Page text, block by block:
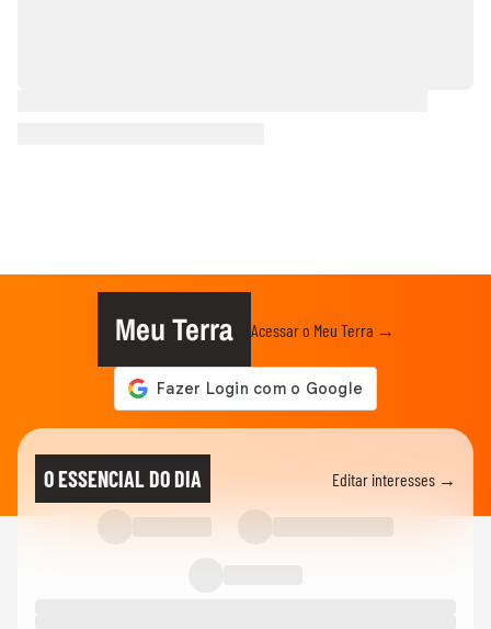
Meu Terra Acessar o Meu Terra →
O ESSENCIAL DO DIA Editar interesses →